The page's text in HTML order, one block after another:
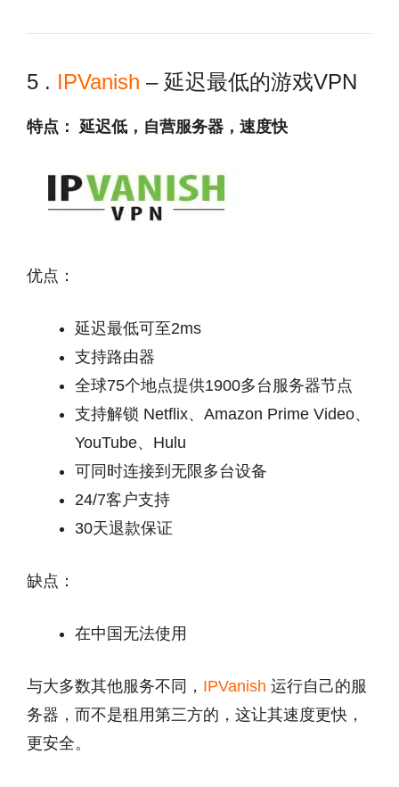
5 . IPVanish – 延迟最低的游戏VPN
特点： 延迟低，自营服务器，速度快
优点：
延迟最低可至2ms
支持路由器
全球75个地点提供1900多台服务器节点
支持解锁 Netflix、Amazon Prime Video、
YouTube、Hulu
可同时连接到无限多台设备
24/7客户支持
30天退款保证
缺点：
在中国无法使用
与大多数其他服务不同， IPVanish 运行自己的服
务器，而不是租用第三方的，这让其速度更快，
更安全。